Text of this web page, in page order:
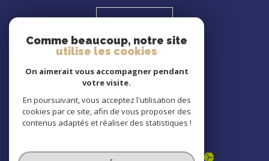
suivre
Nous
Comme beaucoup, notre site
utilise les cookies
On aimerait vous accompagner pendant
votre visite.
En poursuivant, vous acceptez l'utilisation des
cookies par ce site, afin de vous proposer des
contenus adaptés et réaliser des statistiques !